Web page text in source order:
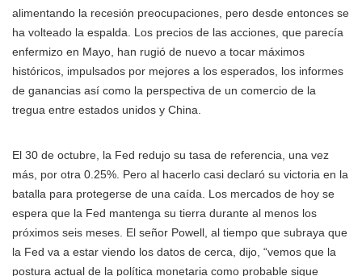
alimentando la recesión preocupaciones, pero desde entonces se
ha volteado la espalda. Los precios de las acciones, que parecía
enfermizo en Mayo, han rugió de nuevo a tocar máximos
históricos, impulsados por mejores a los esperados, los informes
de ganancias así como la perspectiva de un comercio de la
tregua entre estados unidos y China.
El 30 de octubre, la Fed redujo su tasa de referencia, una vez
más, por otra 0.25%. Pero al hacerlo casi declaró su victoria en la
batalla para protegerse de una caída. Los mercados de hoy se
espera que la Fed mantenga su tierra durante al menos los
próximos seis meses. El señor Powell, al tiempo que subraya que
la Fed va a estar viendo los datos de cerca, dijo, “vemos que la
postura actual de la política monetaria como probable sigue